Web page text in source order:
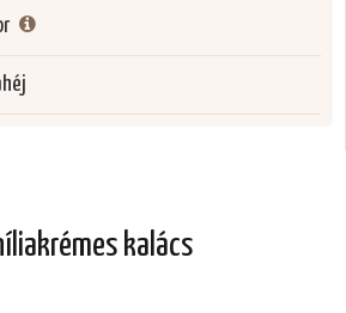
kalács